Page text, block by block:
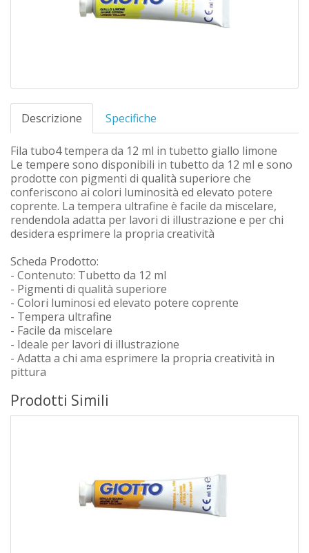
Descrizione Specifiche
Fila tubo4 tempera da 12 ml in tubetto giallo limone
Le tempere sono disponibili in tubetto da 12 ml e sono
prodotte con pigmenti di qualità superiore che
conferiscono ai colori luminosità ed elevato potere
coprente. La tempera ultrafine è facile da miscelare,
rendendola adatta per lavori di illustrazione e per chi
desidera esprimere la propria creatività
Scheda Prodotto:
- Contenuto: Tubetto da 12 ml
- Pigmenti di qualità superiore
- Colori luminosi ed elevato potere coprente
- Tempera ultrafine
- Facile da miscelare
- Ideale per lavori di illustrazione
- Adatta a chi ama esprimere la propria creatività in
pittura
Prodotti Simili